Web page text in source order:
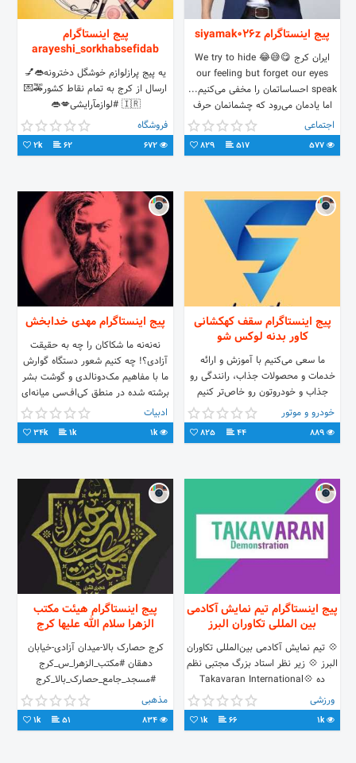
پیج اینستاگرام siyamak026z
ایران کرج 😋😅😂 We try to hide
our feeling but forget our eyes
speak احساساتمان را مخفی می‌کنیم...
اما یادمان می‌رود که چشمانمان حرف
می‌زنند. ❤❤❤❤
اجتماعی
517
829
پیج اینستاگرام
arayeshi_sorkhabsefidab
یه پیج پرازلوازم خوشگل دخترونه👄💅
ارسال از کرج به تمام نقاط کشور🚕💌
🇮🇷 #لوازمآرایشی💋👄
#لوازمآرایش#لوازم_آرایش💋👄💅 شماره
تماس:09210708570
فروشگاه
62
2k
پیج اینستاگرام سقف کهکشانی
کاور بدنه لوکس شو
ما سعی می‌کنیم با آموزش و ارائه
خدمات و محصولات جذاب، رانندگی‌ رو
جذاب و خودرو‌تون رو خاص‌تر کنیم
9020125525-02188679584
#سقف_کهکشانی اطلاعات بیشتر در
خودرو و موتور
44
825
پیج اینستاگرام مهدی خدابخش
نه‌نه‌نه ما شکاکان را چه به حقیقت
آزادی؟! چه کنیم شعور دستگاه گوارش
ما با مفاهیم مک‌دونالدی و گوشت بشر
برشته شده در منطق کی‌اف‌سی میانه‌ای
ندارد🌵🌵
ادبیات
1k
1k
34k
پیج اینستاگرام تیم نمایش آکادمی
بین المللی تکاوران البرز
💠 تیم نمايش آکادمی بین‌المللی تکاوران
البرز 💠 زیر نظر استاد بزرگ مجتبی نظم
ده‌ 💠Takavaran International
DemoTeam‌ 💠Created by Grand
master Nazmdeh
ورزشی
1k
66
1k
پیج اینستاگرام هیئت مکتب
الزهرا سلام الله علیها کرج
کرج حصارک بالا-میدان آزادی-خیابان
دهقان #مکتب_الزهرا_س_کرج
#مسجد_جامع_حصارک_بالا_کرج
t.me/Maktabozahra_ir75
t.me/Masjeed_jame
Aparat.com/masjeed_jame
مذهبی
51
1k